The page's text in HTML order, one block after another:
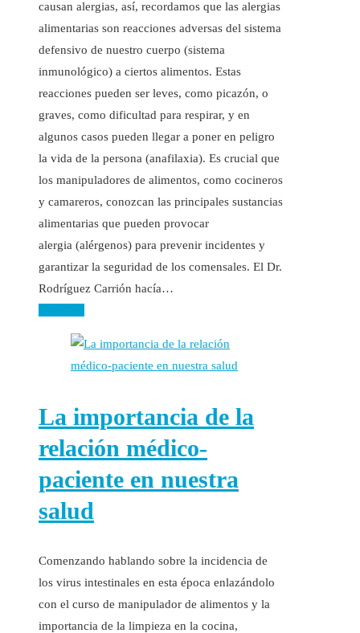
causan alergias, así, recordamos que las alergias
alimentarias son reacciones adversas del sistema
defensivo de nuestro cuerpo (sistema
inmunológico) a ciertos alimentos. Estas
reacciones pueden ser leves, como picazón, o
graves, como dificultad para respirar, y en
algunos casos pueden llegar a poner en peligro
la vida de la persona (anafilaxia). Es crucial que
los manipuladores de alimentos, como cocineros
y camareros, conozcan las principales sustancias
alimentarias que pueden provocar
alergia (alérgenos) para prevenir incidentes y
garantizar la seguridad de los comensales. El Dr.
Rodríguez Carrión hacía…
La importancia de la
relación médico-
paciente en nuestra
salud
Comenzando hablando sobre la incidencia de
los virus intestinales en esta época enlazándolo
con el curso de manipulador de alimentos y la
importancia de la limpieza en la cocina,